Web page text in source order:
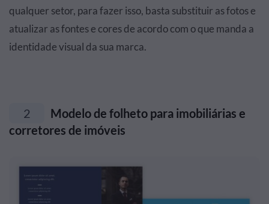
qualquer setor, para fazer isso, basta substituir as fotos e
atualizar as fontes e cores de acordo com o que manda a
identidade visual da sua marca.
2
Modelo de folheto para imobiliárias e
corretores de imóveis